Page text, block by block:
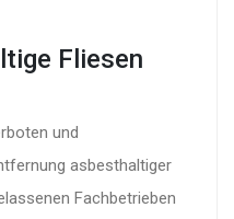
Fliesen
und
asbesthaltiger
Fachbetrieben